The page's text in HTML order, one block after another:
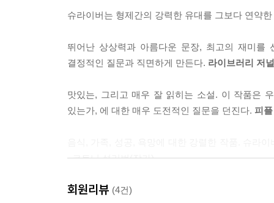
져 버리는 것은 내게 말할 수 없이 의미 있는 일이
였다. 이마가 튀어나오고 얼굴은 갸름하고 길었
고 선 굵은 코는 옆에서 보면 체크 부호 같았고,
“알아봐야지. 내가 오빠의 코치가 될게. 나도 살을
“감수할 거야.”
것. 에디슨은 뉴욕에 살고 있는 재즈 피아니스트
보낸다. 하지만 공항으로 오빠를 마중 나간 판도
있었던 것. 예전의 오빠는 잘생긴 외모에 날씬한
판도라가 에디슨과 함께 집으로 돌아오자 플레
반갑지 않다. 전처가 약물 중독이어서 이혼한 경
중 한 명을 선택하라고 말한다.
슈라이버는 형제간의 강력한 유대를 그보다 연약
뛰어난 상상력과 아름다운 문장, 최고의 재미를
결정적인 질문과 직면하게 만든다. 라이브러리 저널
맛있는, 그리고 매우 잘 읽히는 소설. 이 작품은
있는가, 에 대한 매우 도전적인 질문을 던진다. 피플
_코트니 설리번(작가)
슈라이버는 이 작품에서 저항 불가의 소재인 다
회원리뷰 (4건)